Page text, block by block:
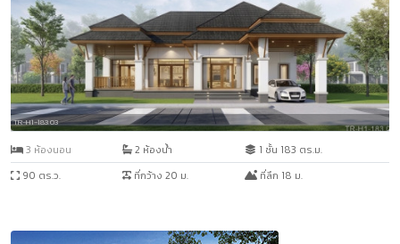
TR-H1-183.03
3 ห้องนอน 2 ห้องน้ำ
1 ชั้น 183 ตร.ม.
90 ตร.ว.
ที่กว้าง 20 ม. ที่ลึก 18 ม.